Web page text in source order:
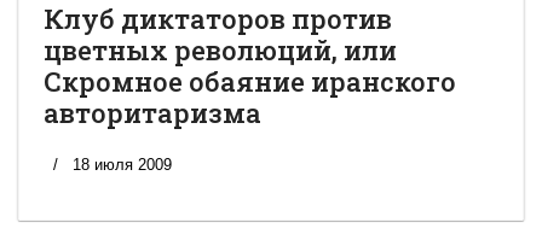
Клуб диктаторов против
цветных революций, или
Скромное обаяние иранского
авторитаризма
18 июля 2009